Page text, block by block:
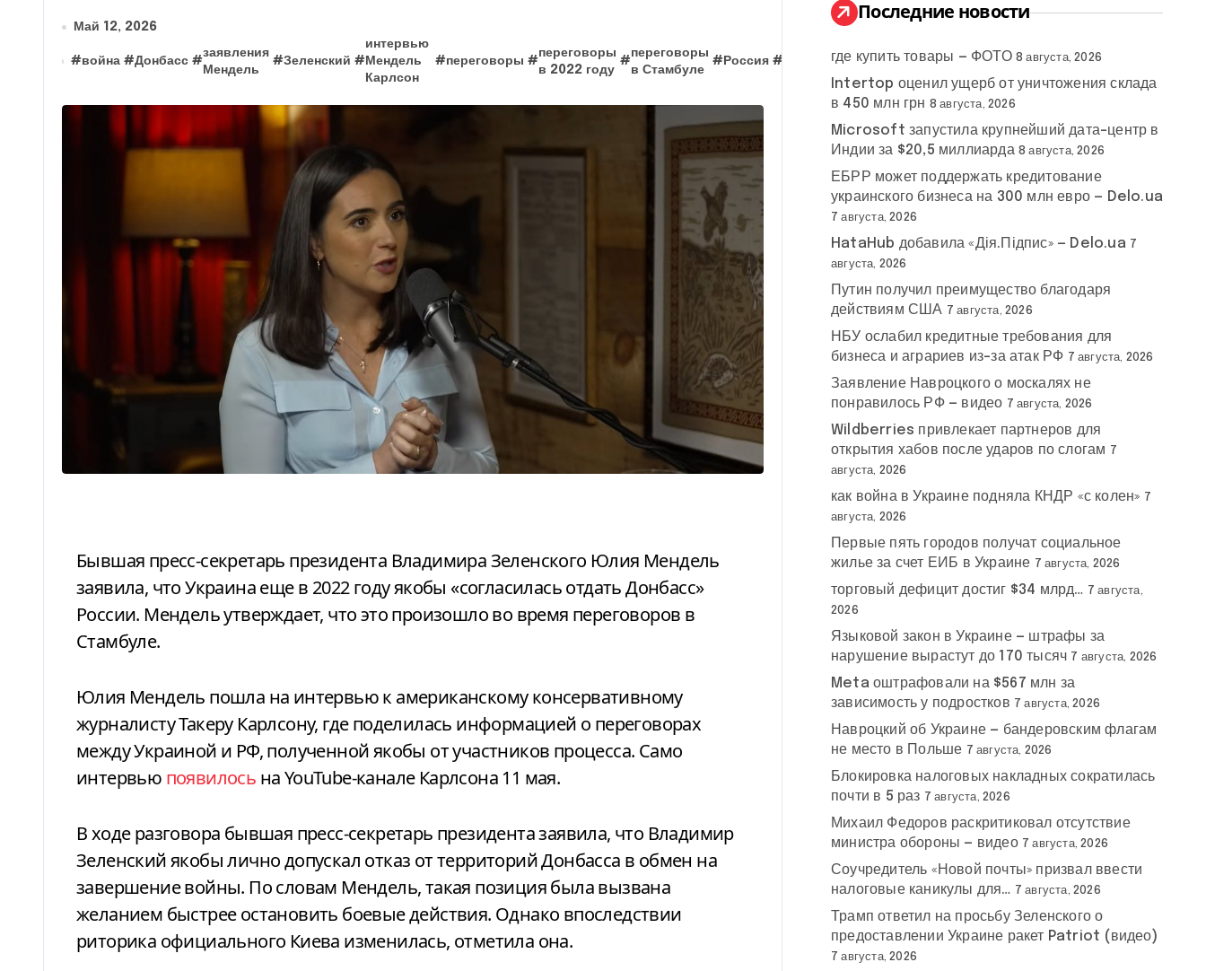
Май 12, 2026
#война #Донбасс #
заявления
Мендель
#Зеленский #
интервью
Мендель
Карлсон
#переговоры #
переговоры
в 2022 году
#
переговоры
в Стамбуле
# Россия # #
сдача
#
Такер
#Украина #
юлия
Бывшая пресс-секретарь президента Владимира Зеленского Юлия Мендель
заявила, что Украина еще в 2022 году якобы «согласилась отдать Донбасс»
России. Мендель утверждает, что это произошло во время переговоров в
Стамбуле.
Юлия Мендель пошла на интервью к американскому консервативному
журналисту Такеру Карлсону, где поделилась информацией о переговорах
между Украиной и РФ, полученной якобы от участников процесса. Само
интервью появилось на YouTube-канале Карлсона 11 мая.
В ходе разговора бывшая пресс-секретарь президента заявила, что Владимир
Зеленский якобы лично допускал отказ от территорий Донбасса в обмен на
завершение войны. По словам Мендель, такая позиция была вызвана
желанием быстрее остановить боевые действия. Однако впоследствии
риторика официального Киева изменилась, отметила она.
:
Последние новости
где купить товары — ФОТО 8 августа, 2026
Intertop оценил ущерб от уничтожения склада
в 450 млн грн 8 августа, 2026
Microsoft запустила крупнейший дата-центр в
Индии за $20,5 миллиарда 8 августа, 2026
ЕБРР может поддержать кредитование
украинского бизнеса на 300 млн евро — Delo.ua
7 августа, 2026
HataHub добавила «Дія.Підпис» — Delo.ua 7
августа, 2026
Путин получил преимущество благодаря
действиям США 7 августа, 2026
НБУ ослабил кредитные требования для
бизнеса и аграриев из-за атак РФ 7 августа, 2026
Заявление Навроцкого о москалях не
понравилось РФ — видео 7 августа, 2026
Wildberries привлекает партнеров для
открытия хабов после ударов по слогам 7
августа, 2026
как война в Украине подняла КНДР «с колен» 7
августа, 2026
Первые пять городов получат социальное
жилье за счет ЕИБ в Украине 7 августа, 2026
торговый дефицит достиг $34 млрд… 7 августа,
2026
Языковой закон в Украине — штрафы за
нарушение вырастут до 170 тысяч 7 августа, 2026
Meta оштрафовали на $567 млн за
зависимость у подростков 7 августа, 2026
Навроцкий об Украине — бандеровским флагам
не место в Польше 7 августа, 2026
Блокировка налоговых накладных сократилась
почти в 5 раз 7 августа, 2026
Михаил Федоров раскритиковал отсутствие
министра обороны — видео 7 августа, 2026
Соучредитель «Новой почты» призвал ввести
налоговые каникулы для… 7 августа, 2026
Трамп ответил на просьбу Зеленского о
предоставлении Украине ракет Patriot (видео)
7 августа, 2026